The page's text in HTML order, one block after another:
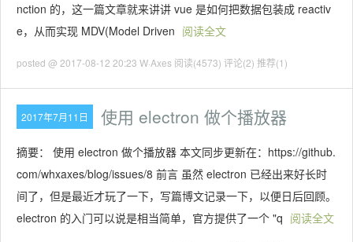
nction 的，这一篇文章就来讲讲 vue 是如何把数据包装成 reactiv
e，从而实现 MDV(Model Driven 阅读全文
posted @ 2017-08-12 20:23 W·Axes 阅读(4573) 评论(2) 推荐(1)
2017年7月11日 使用 electron 做个播放器
摘要： 使用 electron 做个播放器 本文同步更新在：https://github.
com/whxaxes/blog/issues/8 前言 虽然 electron 已经出来好长时
间了，但是最近才玩了一下，写篇博文记录一下，以便日后回顾。
electron 的入门可以说是相当简单，官方提供了一个 "q 阅读全文